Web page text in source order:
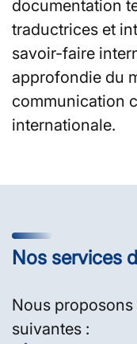
documentation
traductrices et
savoir-faire
approfondie du
communication
internationale.
Nos services
Nous
suivantes :